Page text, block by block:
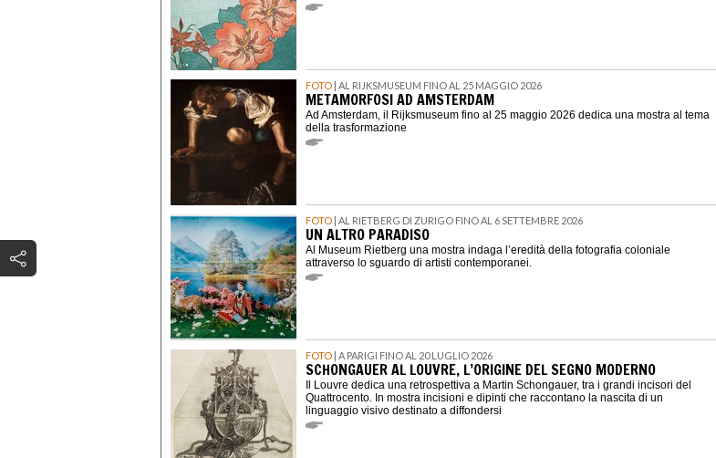
FOTO | AL RIJKSMUSEUM FINO AL 25 MAGGIO 2026
METAMORFOSI AD AMSTERDAM
Ad Amsterdam, il Rijksmuseum fino al 25 maggio 2026 dedica una mostra al tema
della trasformazione
FOTO | AL RIETBERG DI ZURIGO FINO AL 6 SETTEMBRE 2026
UN ALTRO PARADISO
Al Museum Rietberg una mostra indaga l’eredità della fotografia coloniale
attraverso lo sguardo di artisti contemporanei.
FOTO | A PARIGI FINO AL 20 LUGLIO 2026
SCHONGAUER AL LOUVRE, L’ORIGINE DEL SEGNO MODERNO
Il Louvre dedica una retrospettiva a Martin Schongauer, tra i grandi incisori del
Quattrocento. In mostra incisioni e dipinti che raccontano la nascita di un
linguaggio visivo destinato a diffondersi